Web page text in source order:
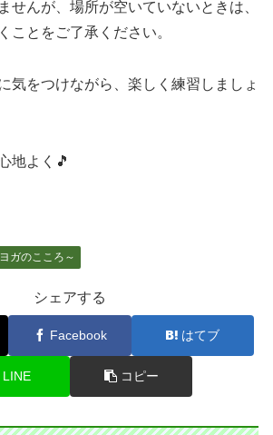
せんが、場所が空いていないときは、
ことをご了承ください。
気をつけながら、楽しく練習しましょ
地よく🎵
ガのこころ～
シェアする
Facebook はてブ
LINE コピー